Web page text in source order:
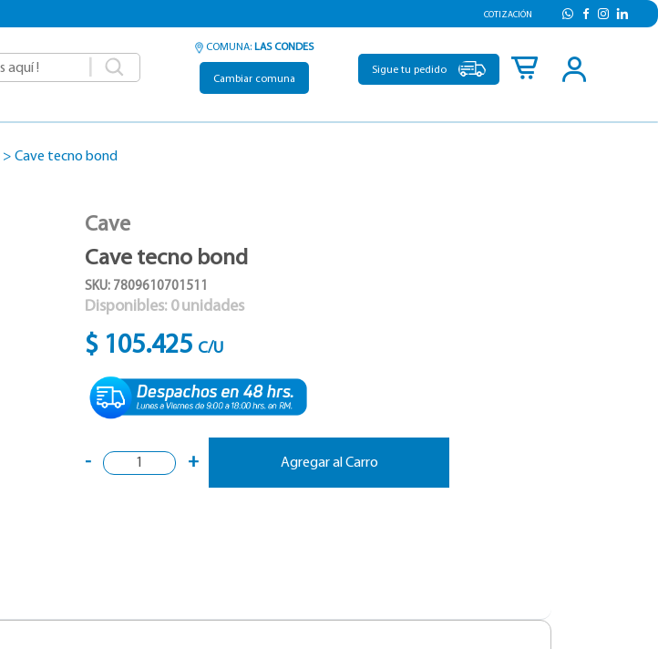
COTIZACIÓN
COMUNA: LAS CONDES
Cambiar comuna
Sigue tu pedido
> Cave tecno bond
Cave
Cave tecno bond
SKU: 7809610701511
Disponibles: 0 unidades
$ 105.425 C/U
- + Agregar al Carro